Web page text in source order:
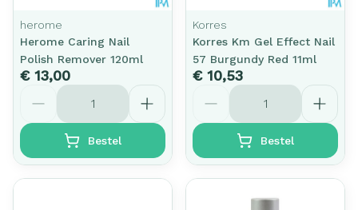
herome
Herome Caring Nail
Polish Remover 120ml
€ 13,00
Aantal
Bestel
Korres
Korres Km Gel Effect Nail
57 Burgundy Red 11ml
€ 10,53
Aantal
Bestel